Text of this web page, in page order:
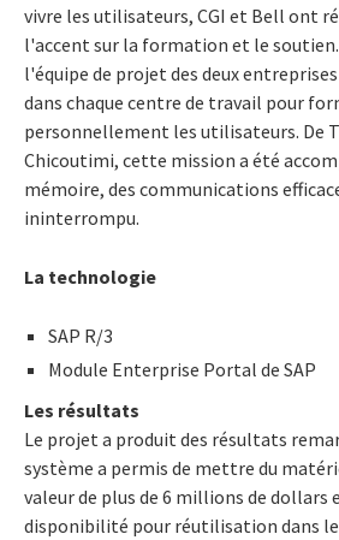
vivre les utilisateurs, CGI et Bell ont
l'accent sur la formation et le soutien.
l'équipe de projet des deux
dans chaque centre de travail pour
personnellement les utilisateurs. De
Chicoutimi, cette mission a été
mémoire, des communications
ininterrompu.
La technologie
SAP R/3
Module Enterprise Portal de SAP
Les résultats
Le projet a produit des résultats
système a permis de mettre du
valeur de plus de 6 millions de dollars
disponibilité pour réutilisation dans